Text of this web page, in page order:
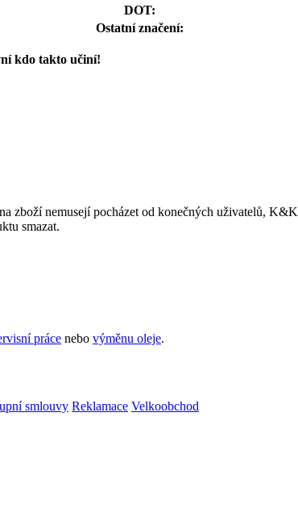
DOT:
Ostatní značení:
kdo takto učiní!
zboží nemusejí pocházet od konečných uživatelů,
smazat.
práce nebo výměnu oleje.
smlouvy Reklamace Velkoobchod